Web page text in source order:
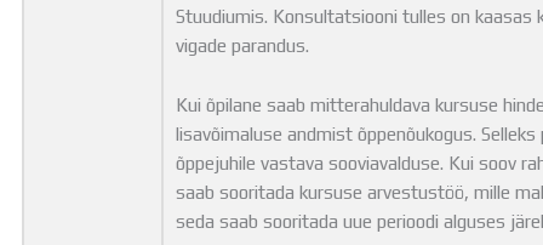
Stuudiumis. Konsultatsiooni tulles on kaasas
vigade parandus.
Kui õpilane saab mitterahuldava kursuse
lisavõimaluse andmist õppenõukogus.
õppejuhile vastava sooviavalduse. Kui soov
saab sooritada kursuse arvestustöö, mille
seda saab sooritada uue perioodi alguses